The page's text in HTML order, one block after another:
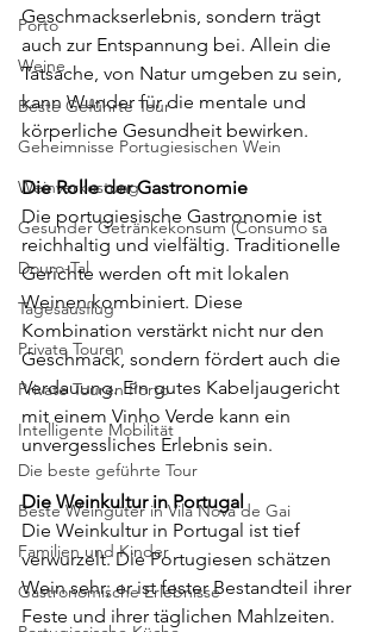
Porto
Weine
Beste Geführte Tour
Geheimnisse Portugiesischen Wein
Weinverkostung
Gesunder Getränkekonsum (Consumo sa
Douro-Tal
Tagesausflug
Private Touren
Private Touren Porto
Intelligente Mobilität
Die beste geführte Tour
Beste Weingüter in Vila Nova de Gai
Familien und Kinder
Gastronomische Erlebnisse
Geschmackserlebnis, sondern trägt
auch zur Entspannung bei. Allein die
Tatsache, von Natur umgeben zu sein,
kann Wunder für die mentale und
körperliche Gesundheit bewirken.
Die Rolle der Gastronomie
Die portugiesische Gastronomie ist
reichhaltig und vielfältig. Traditionelle
Gerichte werden oft mit lokalen
Weinen kombiniert. Diese
Kombination verstärkt nicht nur den
Geschmack, sondern fördert auch die
Verdauung. Ein gutes Kabeljaugericht
mit einem Vinho Verde kann ein
unvergessliches Erlebnis sein.
Die Weinkultur in Portugal
Die Weinkultur in Portugal ist tief
verwurzelt. Die Portugiesen schätzen
Wein sehr; er ist fester Bestandteil ihrer
Feste und ihrer täglichen Mahlzeiten.